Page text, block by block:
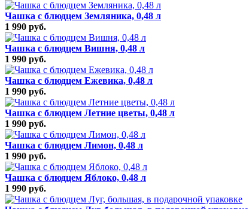
Чашка с блюдцем Земляника, 0,48 л
1 990 руб.
Чашка с блюдцем Вишня, 0,48 л
1 990 руб.
Чашка с блюдцем Ежевика, 0,48 л
1 990 руб.
Чашка с блюдцем Летние цветы, 0,48 л
1 990 руб.
Чашка с блюдцем Лимон, 0,48 л
1 990 руб.
Чашка с блюдцем Яблоко, 0,48 л
1 990 руб.